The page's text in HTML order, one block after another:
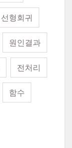
선형회귀
원인결과
전처리
함수